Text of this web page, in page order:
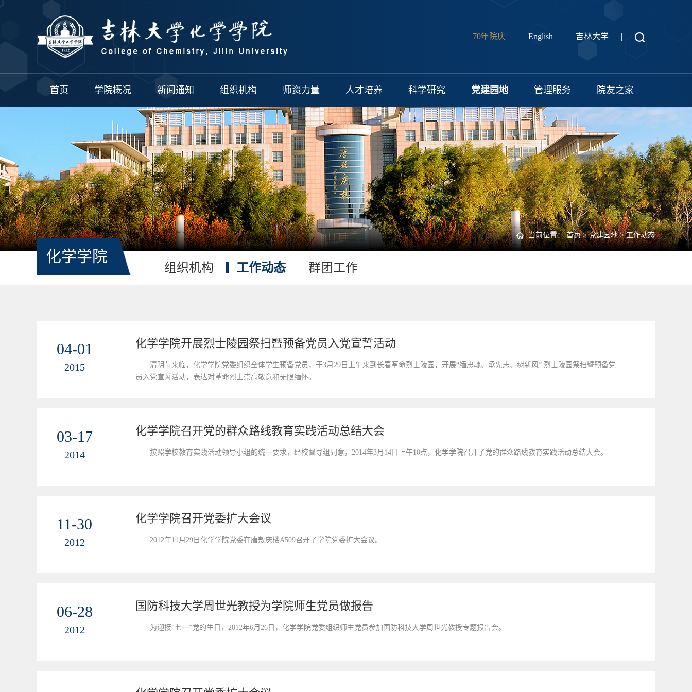
70年院庆 English 吉林大学 |
首页 学院概况 新闻通知 组织机构 师资力量 人才培养 科学研究 党建园地 管理服务 院友之家
当前位置：首页>党建园地>工作动态
化学学院
组织机构 工作动态 群团工作
04-01
2015
化学学院开展烈士陵园祭扫暨预备党员入党宣誓活动
清明节来临，化学学院党委组织全体学生预备党员，于3月29日上午来到长春革命烈士陵园，开展“缅忠魂、承先志、树新风” 烈士陵园祭扫暨预备党
员入党宣誓活动，表达对革命烈士崇高敬意和无限缅怀。
03-17
2014
化学学院召开党的群众路线教育实践活动总结大会
按照学校教育实践活动领导小组的统一要求，经校督导组同意，2014年3月14日上午10点，化学学院召开了党的群众路线教育实践活动总结大会。
11-30
2012
化学学院召开党委扩大会议
2012年11月29日化学学院党委在唐敖庆楼A509召开了学院党委扩大会议。
06-28
2012
国防科技大学周世光教授为学院师生党员做报告
为迎接“七一”党的生日，2012年6月26日，化学学院党委组织师生党员参加国防科技大学周世光教授专题报告会。